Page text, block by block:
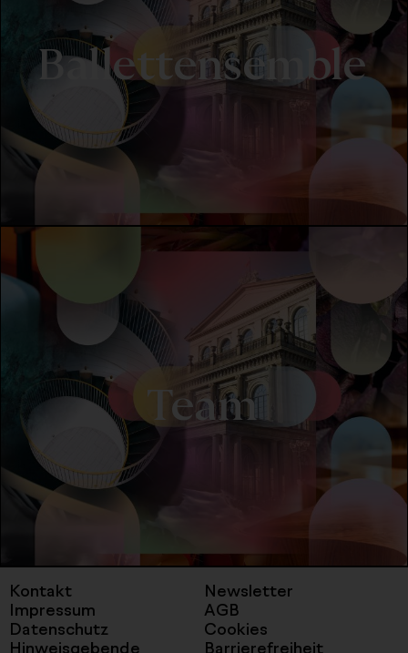
Ballettensemble
Team
Kontakt
Newsletter
Impressum
AGB
Datenschutz
Cookies
Hinweisgebende
Barrierefreiheit